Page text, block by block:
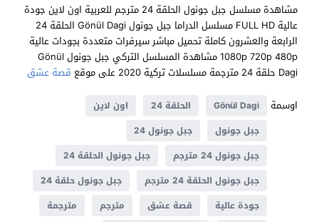
مشاهدة مسلسل جبل جونول الحلقة 24 مترجم للعربية اون لاين جودة
عالية FULL HD مسلسل الدراما جبل جونول Gönül Dagi الحلقة 24
الرابعة والعشرون كاملة تحميل مباشر سيرفرات متعددة بجودات عالية
1080p 720p 480p مشاهدة المسلسل التركي جبل جونول Gönül
Dagi حلقة 24 مترجمة مسلسلات تركية 2020 على موقع
قصة عشق
اوسمة
Gönül Dagi الحلقة 24
اون لاين
جبل جونول
جبل جونول 24
جبل جونول 24 مترجم
جبل جونول الحلقة 24
جبل جونول الحلقة 24 مترجم
جبل جونول حلقة 24
جودة عالية
قصة عشق مترجم
مترجمة